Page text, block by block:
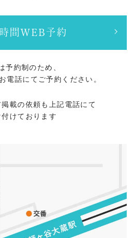
間WEB予約
予約制のため、
電話にてご予約ください。
載の依頼も上記電話にて
付けております